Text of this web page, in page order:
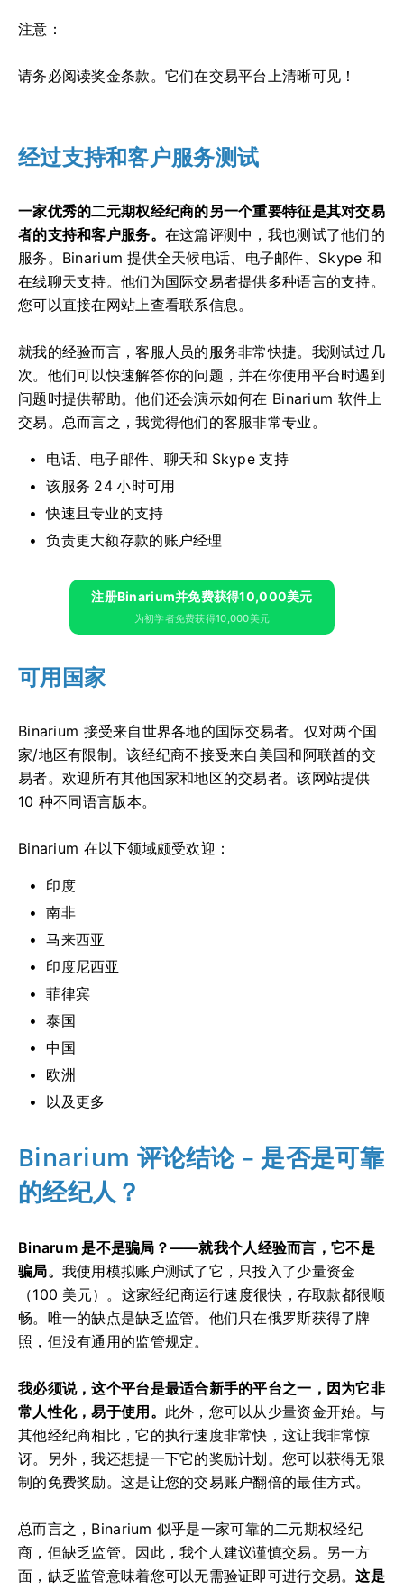
注意：
请务必阅读奖金条款。它们在交易平台上清晰可见！
经过支持和客户服务测试
一家优秀的二元期权经纪商的另一个重要特征是其对交易
者的支持和客户服务。 在这篇评测中，我也测试了他们的
服务。Binarium 提供全天候电话、电子邮件、Skype 和
在线聊天支持。他们为国际交易者提供多种语言的支持。
您可以直接在网站上查看联系信息。
就我的经验而言，客服人员的服务非常快捷。我测试过几
次。他们可以快速解答你的问题，并在你使用平台时遇到
问题时提供帮助。他们还会演示如何在 Binarium 软件上
交易。总而言之，我觉得他们的客服非常专业。
电话、电子邮件、聊天和 Skype 支持
该服务 24 小时可用
快速且专业的支持
负责更大额存款的账户经理
注册Binarium并免费获得10,000美元
为初学者免费获得10,000美元
可用国家
Binarium 接受来自世界各地的国际交易者。仅对两个国
家/地区有限制。该经纪商不接受来自美国和阿联酋的交
易者。欢迎所有其他国家和地区的交易者。该网站提供
10 种不同语言版本。
Binarium 在以下领域颇受欢迎：
印度
南非
马来西亚
印度尼西亚
菲律宾
泰国
中国
欧洲
以及更多
Binarium 评论结论 – 是否是可靠
的经纪人？
Binarum 是不是骗局？——就我个人经验而言，它不是
骗局。 我使用模拟账户测试了它，只投入了少量资金
（100 美元）。这家经纪商运行速度很快，存取款都很顺
畅。唯一的缺点是缺乏监管。他们只在俄罗斯获得了牌
照，但没有通用的监管规定。
我必须说，这个平台是最适合新手的平台之一，因为它非
常人性化，易于使用。 此外，您可以从少量资金开始。与
其他经纪商相比，它的执行速度非常快，这让我非常惊
讶。另外，我还想提一下它的奖励计划。您可以获得无限
制的免费奖励。这是让您的交易账户翻倍的最佳方式。
总而言之，Binarium 似乎是一家可靠的二元期权经纪
商，但缺乏监管。因此，我个人建议谨慎交易。另一方
面，缺乏监管意味着您可以无需验证即可进行交易。这是